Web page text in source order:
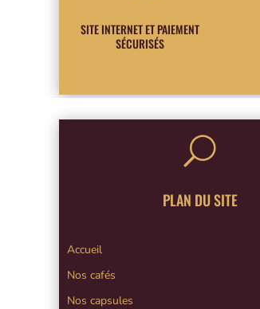
SITE INTERNET ET PAIEMENT
SÉCURISÉS
U
PLAN DU SITE
Accueil
Nos cafés
Nos capsules